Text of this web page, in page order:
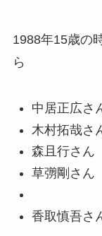
1988年15歳の
ら
中居正広さ
木村拓哉さ
森且行さん
草彅剛さん
香取慎吾さ